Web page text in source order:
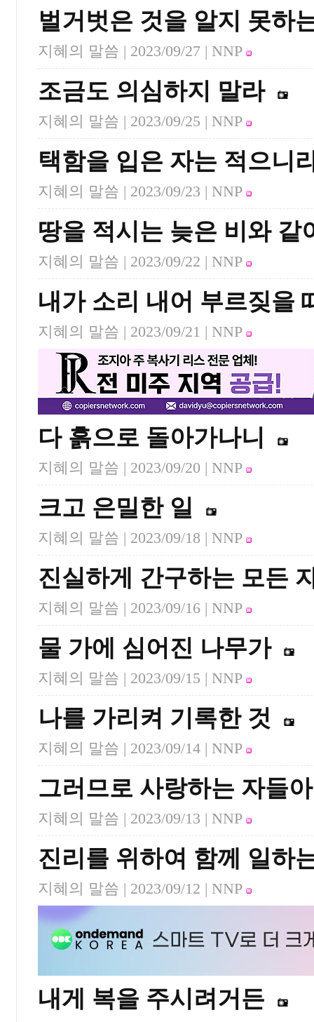
벌거벗은 것을 알지 못하
지혜의 말씀 | 2023/09/27 | NNP
조금도 의심하지 말라
지혜의 말씀 | 2023/09/25 | NNP
택함을 입은 자는 적으니
지혜의 말씀 | 2023/09/23 | NNP
땅을 적시는 늦은 비와 같
지혜의 말씀 | 2023/09/22 | NNP
내가 소리 내어 부르짖을
지혜의 말씀 | 2023/09/21 | NNP
다 흙으로 돌아가나니
지혜의 말씀 | 2023/09/20 | NNP
크고 은밀한 일
지혜의 말씀 | 2023/09/18 | NNP
진실하게 간구하는 모든
지혜의 말씀 | 2023/09/16 | NNP
물 가에 심어진 나무가
지혜의 말씀 | 2023/09/15 | NNP
나를 가리켜 기록한 것
지혜의 말씀 | 2023/09/14 | NNP
그러므로 사랑하는 자들아
지혜의 말씀 | 2023/09/13 | NNP
진리를 위하여 함께 일하
지혜의 말씀 | 2023/09/12 | NNP
내게 복을 주시려거든